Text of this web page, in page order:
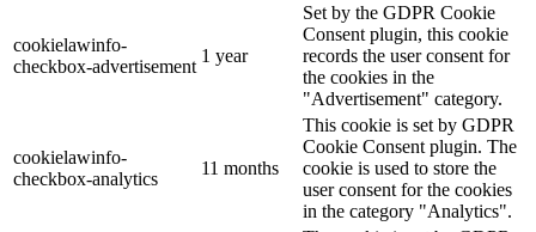
cookielawinfo-
checkbox-advertisement
1 year
Set by the GDPR Cookie
Consent plugin, this cookie
records the user consent for
the cookies in the
"Advertisement" category.
cookielawinfo-
checkbox-analytics
11 months
This cookie is set by GDPR
Cookie Consent plugin. The
cookie is used to store the
user consent for the cookies
in the category "Analytics".